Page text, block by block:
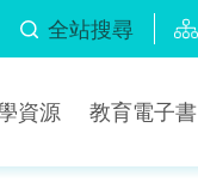
全站搜尋
資源 教育電子書